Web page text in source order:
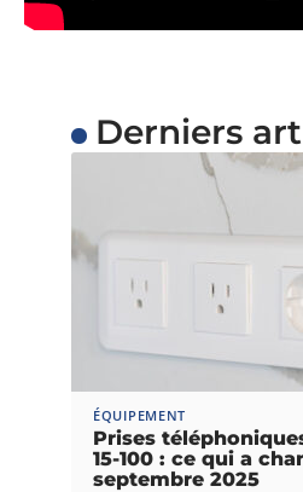
Derniers
ÉQUIPEMENT
Prises
15-100 : ce qui a
septembre 2025